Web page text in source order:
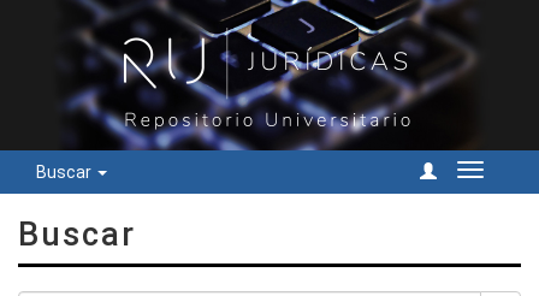
Buscar
Cambiar
Buscar